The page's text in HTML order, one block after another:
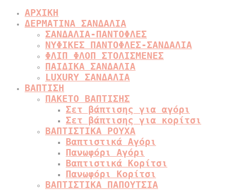
ΑΡΧΙΚΗ
ΔΕΡΜΑΤΙΝΑ ΣΑΝΔΑΛΙΑ
ΣΑΝΔΑΛΙΑ-ΠΑΝΤΟΦΛΕΣ
ΝΥΦΙΚΕΣ ΠΑΝΤΟΦΛΕΣ-ΣΑΝΔΑΛΙΑ
ΦΛΙΠ ΦΛΟΠ ΣΤΟΛΙΣΜΕΝΕΣ
ΠΑΙΔΙΚΑ ΣΑΝΔΑΛΙΑ
LUXURY ΣΑΝΔΑΛΙΑ
ΒΑΠΤΙΣΗ
ΠΑΚΕΤΟ ΒΑΠΤΙΣΗΣ
Σετ βάπτισης για αγόρι
Σετ βάπτισης για κορίτσι
ΒΑΠΤΙΣΤΙΚΑ ΡΟΥΧΑ
Βαπτιστικά Αγόρι
Πανωφόρι Αγόρι
Βαπτιστικά Κορίτσι
Πανωφόρι Κορίτσι
ΒΑΠΤΙΣΤΙΚΑ ΠΑΠΟΥΤΣΙΑ